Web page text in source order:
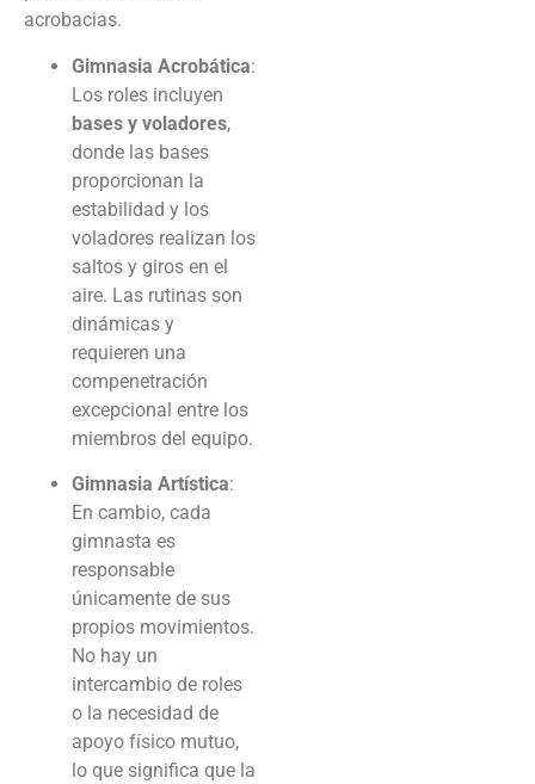
acrobacias.
Gimnasia Acrobática:
Los roles incluyen
bases y voladores,
donde las bases
proporcionan la
estabilidad y los
voladores realizan los
saltos y giros en el
aire. Las rutinas son
dinámicas y
requieren una
compenetración
excepcional entre los
miembros del equipo.
Gimnasia Artística:
En cambio, cada
gimnasta es
responsable
únicamente de sus
propios movimientos.
No hay un
intercambio de roles
o la necesidad de
apoyo físico mutuo,
lo que significa que la